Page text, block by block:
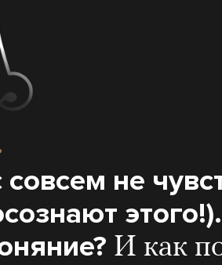
не
И как